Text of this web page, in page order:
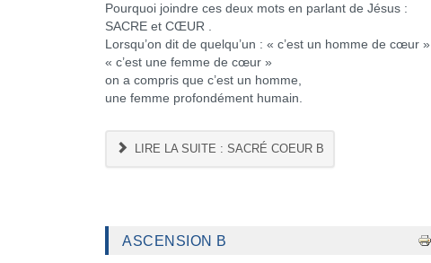
Pourquoi joindre ces deux mots en parlant de Jésus :
SACRE et CŒUR .
Lorsqu’on dit de quelqu’un : « c’est un homme de cœur »
« c’est une femme de cœur »
on a compris que c’est un homme,
une femme profondément humain.
LIRE LA SUITE : SACRÉ COEUR B
ASCENSION B